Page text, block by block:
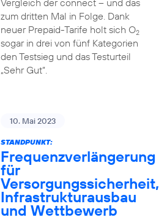
Vergleich der connect – und das
zum dritten Mal in Folge. Dank
neuer Prepaid-Tarife holt sich O2
sogar in drei von fünf Kategorien
den Testsieg und das Testurteil
„Sehr Gut“.
10. Mai 2023
STANDPUNKT:
Frequenzverlängerung
für
Versorgungssicherheit,
Infrastrukturausbau
und Wettbewerb